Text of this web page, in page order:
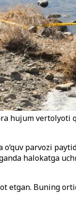
hujum
parvozi
halokatga
etgan. Buning